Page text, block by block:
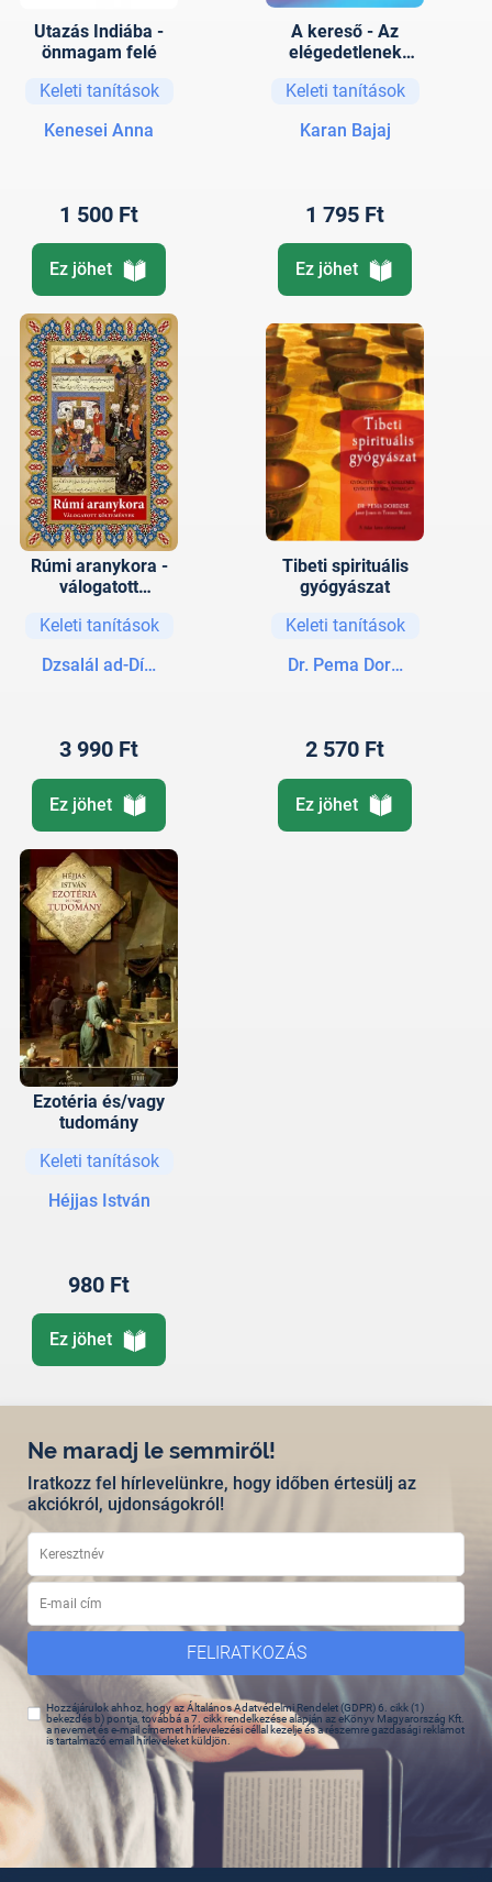
Utazás Indiába -
önmagam felé
Keleti tanítások
Kenesei Anna
1 500 Ft
Ez jöhet
A kereső - Az
elégedetlenek
Keleti tanítások
Karan Bajaj
1 795 Ft
Ez jöhet
Rúmi aranykora -
válogatott
Keleti tanítások
Dzsalál ad-Dín Rúmi
3 990 Ft
Ez jöhet
Tibeti spirituális
gyógyászat
Keleti tanítások
Dr. Pema Dordzse
2 570 Ft
Ez jöhet
Ezotéria és/vagy
tudomány
Keleti tanítások
Héjjas István
980 Ft
Ez jöhet
Ne maradj le semmiről!
Iratkozz fel hírlevelünkre, hogy időben értesülj az
akciókról, ujdonságokról!
FELIRATKOZÁS
Hozzájárulok ahhoz, hogy az Általános Adatvédelmi Rendelet (GDPR) 6. cikk (1)
bekezdés b) pontja, továbbá a 7. cikk rendelkezése alapján az eKönyv Magyarország Kft.
a nevemet és e-mail címemet hírlevelezési céllal kezelje és a részemre gazdasági reklámot
is tartalmazó email hírleveleket küldjön.